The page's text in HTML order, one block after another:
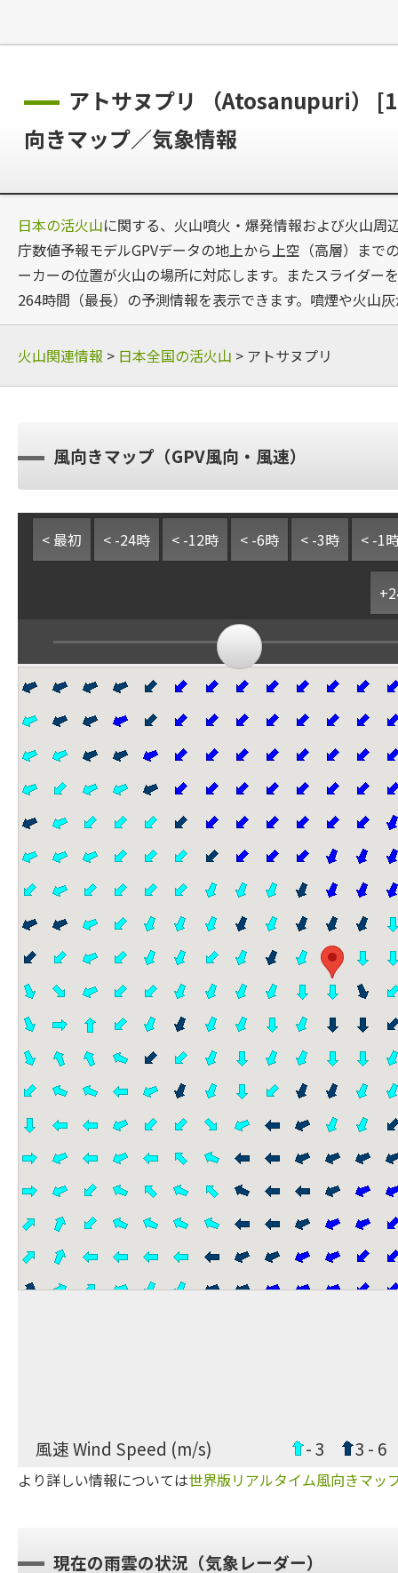
アトサヌプリ （Atosanupuri）
向きマップ／気象情報
日本の活火山に関する、火山噴火・爆発情報および火山周
庁数値予報モデルGPVデータの地上から上空（高層）ま
ーカーの位置が火山の場所に対応します。またスライダ
264時間（最長）の予測情報を表示できます。噴煙や火山
火山関連情報 > 日本全国の活火山 > アトサヌプリ
風向きマップ（GPV風向・風速）
< 最初 < -24時 < -12時 < -6時 < -3時 < -1
風速 Wind Speed (m/s) - 3 3 - 6
より詳しい情報については世界版リアルタイム風向きマッ
現在の雨雲の状況（気象レーダー）